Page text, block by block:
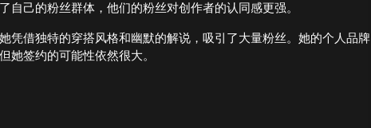
自己的粉丝群体，他们的粉丝对创作者的认同感更强。
凭借独特的穿搭风格和幽默的解说，吸引了大量粉丝。她的个人品牌
她签约的可能性依然很大。